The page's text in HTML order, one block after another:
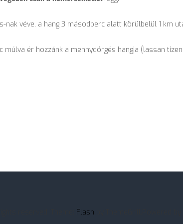
nak véve, a hang 3 másodperc alatt körülbelül 1 km
múlva ér hozzánk a mennydörgés hangja (lassan
Flash